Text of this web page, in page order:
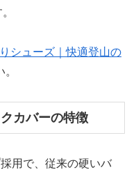
シューズ｜快適登山の
カバーの特徴
用で、従来の硬いバ